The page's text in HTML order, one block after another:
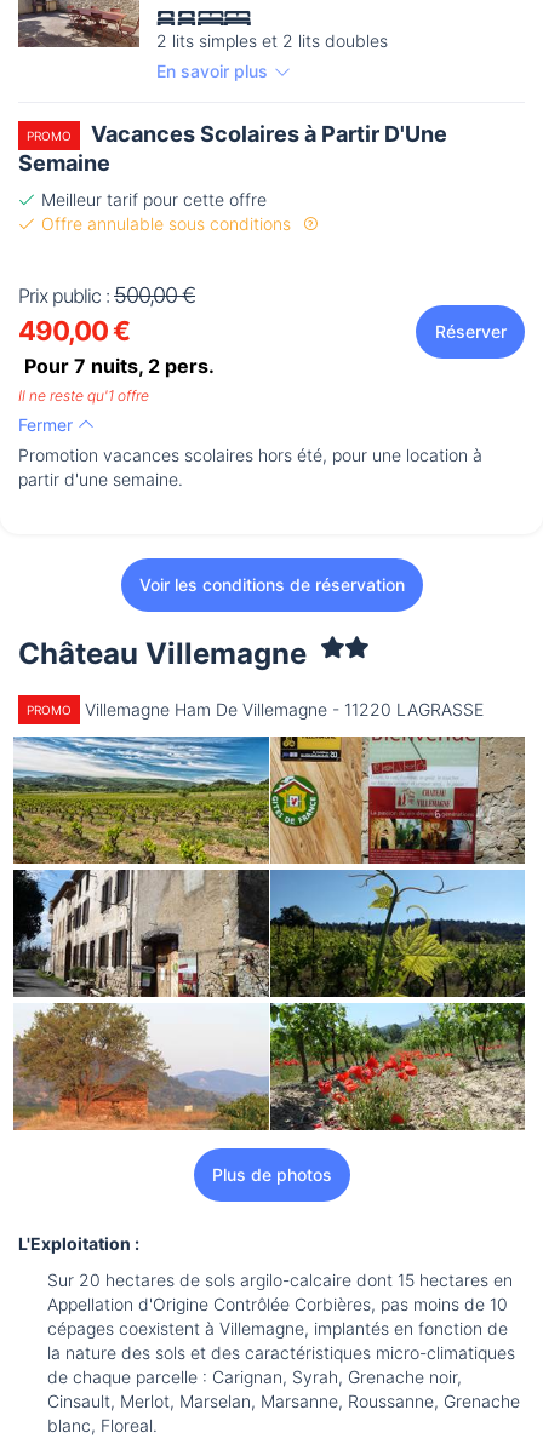
2 lits simples et 2 lits doubles
En savoir plus
PROMO
Vacances Scolaires à Partir D'Une
Semaine
Meilleur tarif pour cette offre
Offre annulable sous conditions
Prix public : 500,00 €
490,00 €
Pour 7 nuits, 2 pers.
Réserver
Il ne reste qu'1 offre
Fermer
Promotion vacances scolaires hors été, pour une location à
partir d'une semaine.
Voir les conditions de réservation
Château Villemagne
PROMO Villemagne Ham De Villemagne - 11220 LAGRASSE
Plus de photos
L'Exploitation :
Sur 20 hectares de sols argilo-calcaire dont 15 hectares en
Appellation d'Origine Contrôlée Corbières, pas moins de 10
cépages coexistent à Villemagne, implantés en fonction de
la nature des sols et des caractéristiques micro-climatiques
de chaque parcelle : Carignan, Syrah, Grenache noir,
Cinsault, Merlot, Marselan, Marsanne, Roussanne, Grenache
blanc, Floreal.